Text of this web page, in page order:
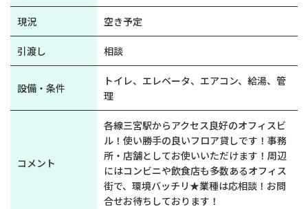
現況 空き予定
引渡し 相談
設備・条件
トイレ、エレベータ、エアコン、給湯、管
理
コメント
各線三宮駅からアクセス良好のオフィスビ
ル！使い勝手の良いフロア貸しです！事務
所・店舗としてお使いいただけます！周辺
にはコンビニや飲食店も多数あるオフィス
街で、環境バッチリ★業種は応相談！お問
合せお待ちしております！